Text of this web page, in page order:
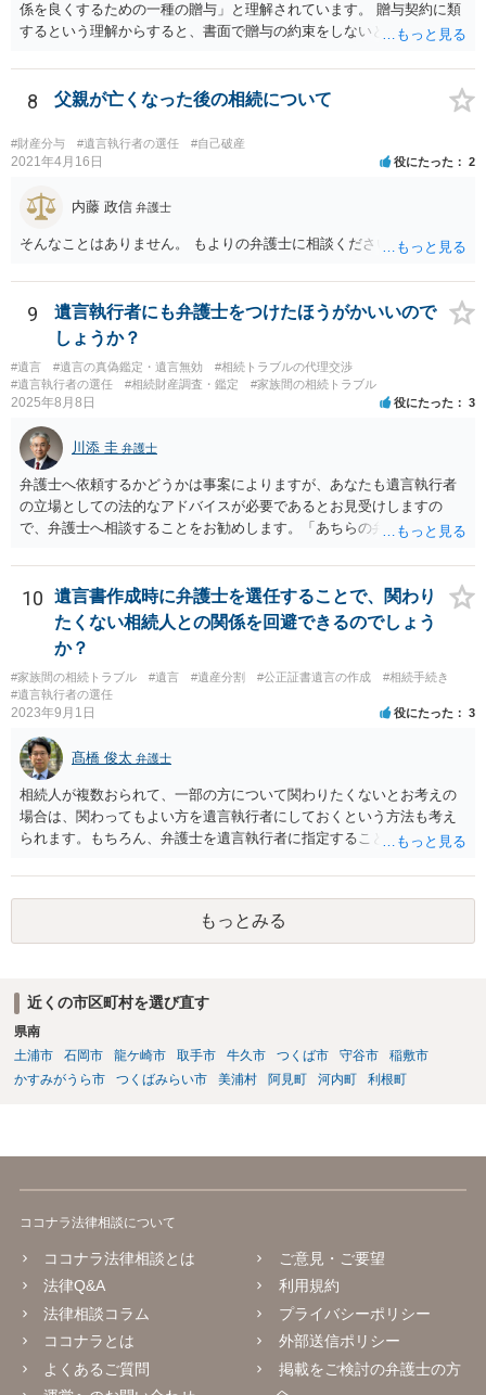
係を良くするための一種の贈与」と理解されています。 贈与契約に類
するという理解からすると、書面で贈与の約束をしないと相手方は支
ことは困難です。 くれぐれも今後お気をつけください。 弁護士に対応
を依頼されるのも悪くはありませんが、感情的な理由が強いと思いま
8 父親が亡くなった後の相続について
#財産分与 #遺言執行者の選任 #自己破産
2021年4月16日 役にたった 2
内藤 政信 弁護士
そんなことはありません。 もよりの弁護士に相談ください。
9
遺言執行者にも弁護士をつけたほうがかいいので
しょうか？
#遺言 #遺言の真偽鑑定・遺言無効
#相続トラブルの代理交渉
#遺言執行者の選任
#相続財産調査・鑑定 #家族間の相続トラブル
2025年8月8日 役にたった 3
川添 圭 弁護士
弁護士へ依頼するかどうかは事案によりますが、あなたも遺言執行者
の立場としての法的なアドバイスが必要であるとお見受けしますの
で、弁護士へ相談することをお勧めします。「あちらの弁護士」（元
誘導しかしてこないと思います。
10
遺言書作成時に弁護士を選任することで、関わり
たくない相続人との関係を回避できるのでしょう
か？
#家族間の相続トラブル #遺言 #遺産分割 #公正証書遺言の作成
#相続手続き
#遺言執行者の選任
2023年9月1日 役にたった 3
髙橋 俊太 弁護士
相続人が複数おられて、一部の方について関わりたくないとお考えの
場合は、関わってもよい方を遺言執行者にしておくという方法も考え
られます。もちろん、弁護士を遺言執行者に指定することもできます
方に再委任の権限を付与しておくという方法もあります。 一度、弁護
士に直接ご相談されることをお勧めいたします。
もっとみる
近くの市区町村を選び直す
県南
土浦市
石岡市 龍ケ崎市 取手市 牛久市 つくば市 守谷市
稲敷市
かすみがうら市
つくばみらい市 美浦村 阿見町 河内町 利根町
ココナラ法律相談について
ココナラ法律相談とは
法律Q&A
法律相談コラム
ココナラとは
よくあるご質問
ご意見・ご要望
利用規約
プライバシーポリシー
外部送信ポリシー
掲載をご検討の弁護士の方